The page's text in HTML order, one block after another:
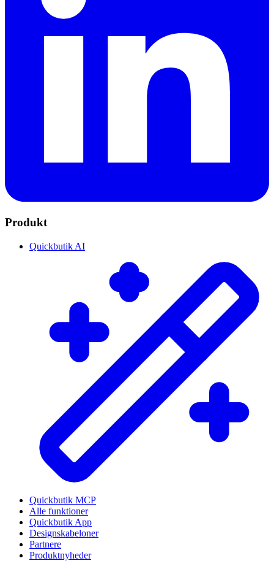
Produkt
Quickbutik AI
Quickbutik MCP
Alle funktioner
Quickbutik App
Designskabeloner
Partnere
Produktnyheder